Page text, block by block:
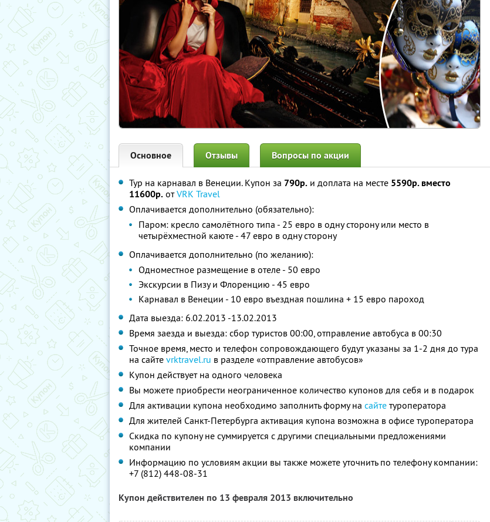
Основное Отзывы Вопросы по акции
Тур на карнавал в Венеции. Купон за 790р. и доплата на месте 5590р. вместо
11600р. отVRK Travel
Оплачивается дополнительно (обязательно):
Паром: кресло самолётного типа - 25 евро в одну сторону или место в
четырёхместной каюте - 47 евро в одну сторону
Оплачивается дополнительно (по желанию):
Одноместное размещение в отеле - 50 евро
Экскурсии в Пизу и Флоренцию - 45 евро
Карнавал в Венеции - 10 евро въездная пошлина + 15 евро пароход
Дата выезда: 6.02.2013 -13.02.2013
Время заезда и выезда: сбор туристов 00:00, отправление автобуса в 00:30
Точное время, место и телефон сопровождающего будут указаны за 1-2 дня до тура
на сайте vrktravel.ru в разделе «отправление автобусов»
Купон действует на одного человека
Вы можете приобрести неограниченное количество купонов для себя и в подарок
Для активации купона необходимо заполнить форму на сайте туроператора
Для жителей Санкт-Петербурга активация купона возможна в офисе туроператора
Скидка по купону не суммируется с другими специальными предложениями
компании
Информацию по условиям акции вы также можете уточнить по телефону компании:
+7 (812) 448-08-31
Купон действителен по 13 февраля 2013 включительно